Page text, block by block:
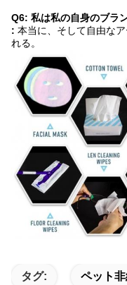
Q6: 私は私の自身のブラ
: 本当に、そして自由な
れる。
タグ: ペット